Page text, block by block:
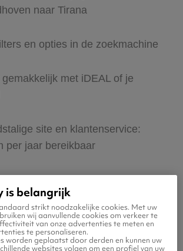
naar Tirana
en opties in de zoekmachine
met iDEAL of je
site en klantenservice:
per jaar bereikbaar
een hotel of huurauto voor
is belangrijk
strikt noodzakelijke cookies. Met uw
wij aanvullende cookies om verkeer te
van onze advertenties te meten en
te personaliseren.
worden geplaatst door derden en kunnen uw
websites volgen om een profiel van uw